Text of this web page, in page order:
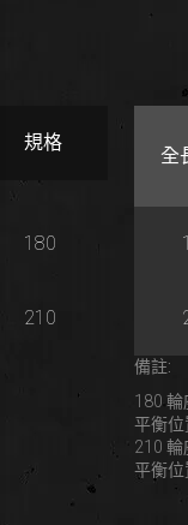
規格
全
180
210
備註:
180
平衡
210
平衡